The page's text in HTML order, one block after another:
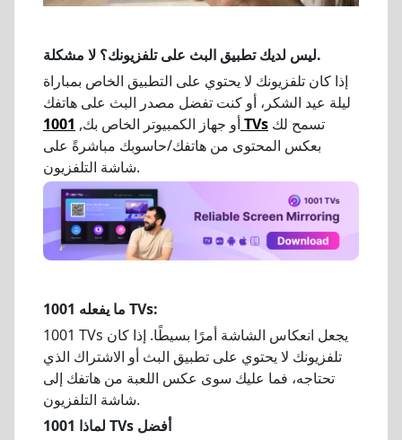
ليس لديك تطبيق البث على تلفزيونك؟ لا مشكلة.
إذا كان تلفزيونك لا يحتوي على التطبيق الخاص بمباراة
ليلة عيد الشكر، أو كنت تفضل مصدر البث على هاتفك
أو جهاز الكمبيوتر الخاص بك,1001 TVs
بعكس المحتوى من هاتفك/حاسوبك مباشرةً على
شاشة التلفزيون.
ما يفعله 1001 TVs:
1001 TVs يجعل انعكاس الشاشة أمرًا بسيطًا. إذا كان
تلفزيونك لا يحتوي على تطبيق البث أو الاشتراك الذي
تحتاجه، فما عليك سوى عكس اللعبة من هاتفك إلى
شاشة التلفزيون.
لماذا 1001 TVs أفضل